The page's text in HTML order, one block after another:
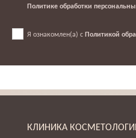
Политике обработки
Я ознакомлен(а) с Политикой
КЛИНИКА